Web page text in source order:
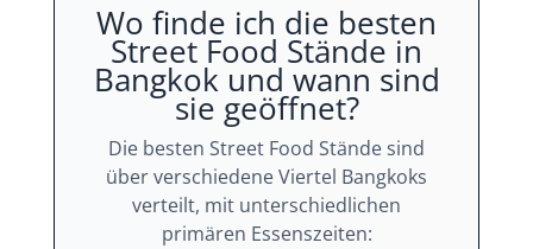
Wo finde ich die besten
Street Food Stände in
Bangkok und wann sind
sie geöffnet?
Die besten Street Food Stände sind
über verschiedene Viertel Bangkoks
verteilt, mit unterschiedlichen
primären Essenszeiten: